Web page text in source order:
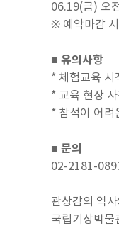
06.19(금) 오
※ 예약마감
■ 유의사항
* 체험교육 시
* 교육 현장
* 참석이 어려
■ 문의
02-2181-
관상감의 역
국립기상박물